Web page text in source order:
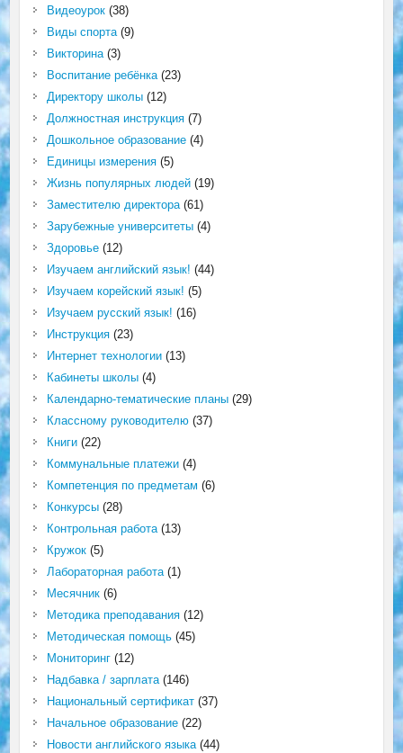
Видеоурок(38)
Виды спорта(9)
Викторина(3)
Воспитание ребёнка(23)
Директору школы(12)
Должностная инструкция(7)
Дошкольное образование(4)
Единицы измерения(5)
Жизнь популярных людей(19)
Заместителю директора(61)
Зарубежные университеты(4)
Здоровье(12)
Изучаем английский язык! (44)
Изучаем корейский язык! (5)
Изучаем русский язык! (16)
Инструкция(23)
Интернет технологии(13)
Кабинеты школы(4)
Календарно-тематические планы(29)
Классному руководителю(37)
Книги(22)
Коммунальные платежи(4)
Компетенция по предметам (6)
Конкурсы(28)
Контрольная работа(13)
Кружок(5)
Лабораторная работа(1)
Месячник(6)
Методика преподавания(12)
Методическая помощь(45)
Мониторинг(12)
Надбавка / зарплата(146)
Национальный сертификат(37)
Начальное образование(22)
Новости английского языка(44)